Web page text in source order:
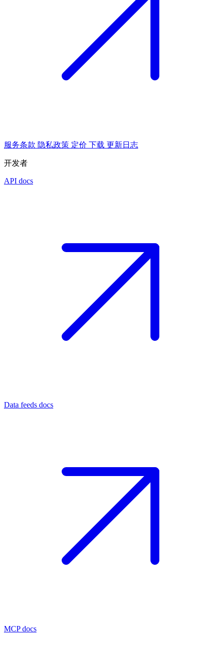
服务条款 隐私政策 定价 下载 更新日志
开发者
API docs
Data feeds docs
MCP docs